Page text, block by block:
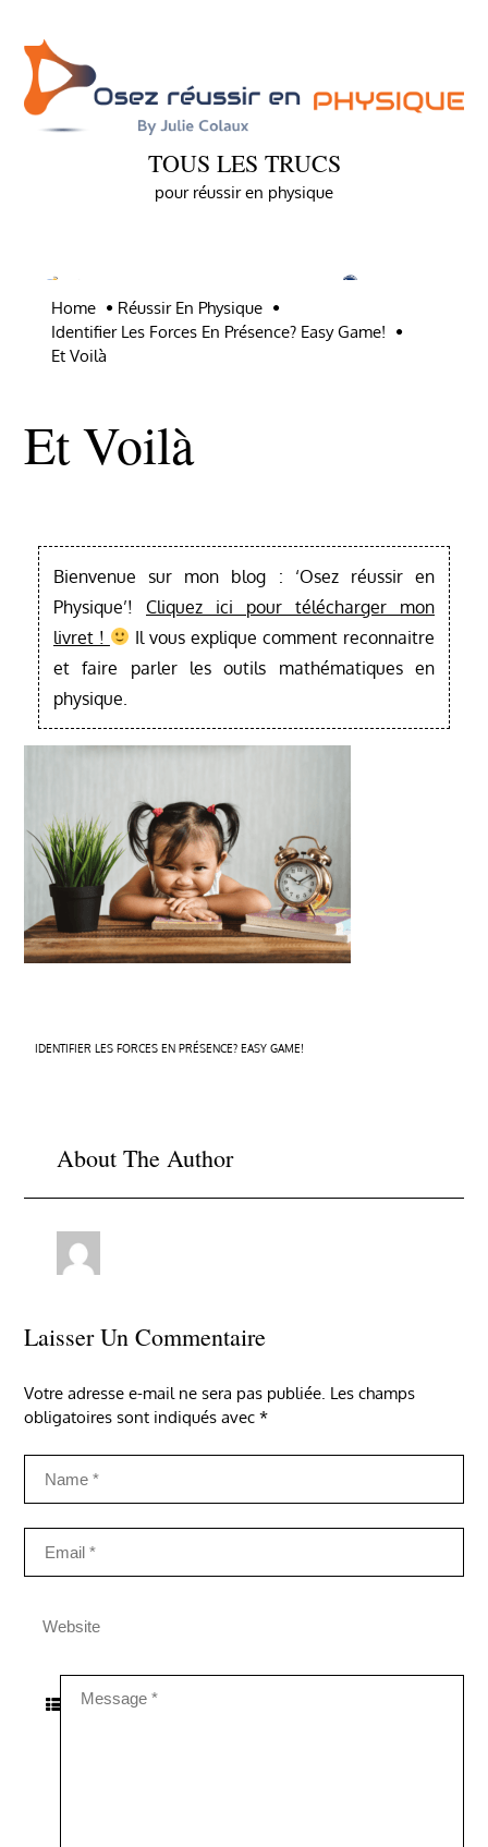
content
TOUS LES TRUCS
pour réussir en physique
Home
Réussir En Physique
Identifier Les Forces En Présence? Easy Game!
Et Voilà
Et Voilà
Bienvenue sur mon blog : ‘Osez réussir en
Physique’! Cliquez ici pour télécharger mon
livret !
Il vous explique comment reconnaitre
et faire parler les outils mathématiques en
physique.
Navigation
IDENTIFIER LES FORCES EN PRÉSENCE? EASY GAME!
About The Author
Laisser Un Commentaire
Votre adresse e-mail ne sera pas publiée. Les champs
obligatoires sont indiqués avec*